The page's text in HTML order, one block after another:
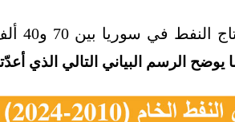
وخلال
يوضح الرسم البياني التالي الذي